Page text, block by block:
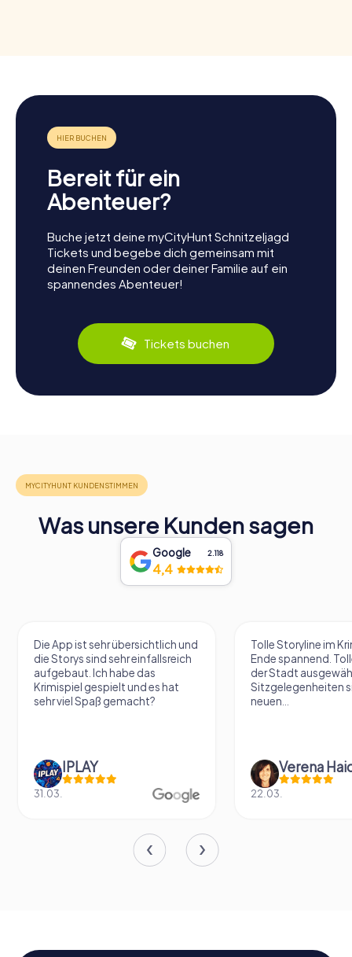
Bereit für ein
Abenteuer?
Buche jetzt deine myCityHunt Schnitzeljagd
Tickets und begebe dich gemeinsam mit
deinen Freunden oder deiner Familie auf ein
spannendes Abenteuer!
Tickets buchen
Was unsere Kunden sagen
Google 2.118
4,4
Die App ist sehr übersichtlich und
die Storys sind sehr einfallsreich
aufgebaut. Ich habe das
Krimispiel gespielt und es hat
sehr viel Spaß gemacht?
IPLAY
31.03.
Tolle Storyline im
Ende spannend.
der Stadt
Sitzgelegenheiten
neuen...
22.03.